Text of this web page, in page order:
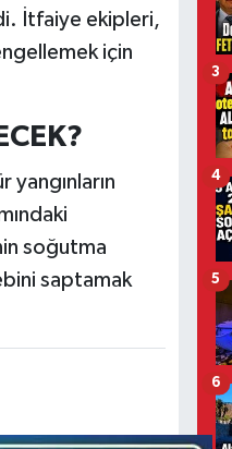
İtfaiye ekipleri,
için
soğutma
saptamak
3
4
5
6